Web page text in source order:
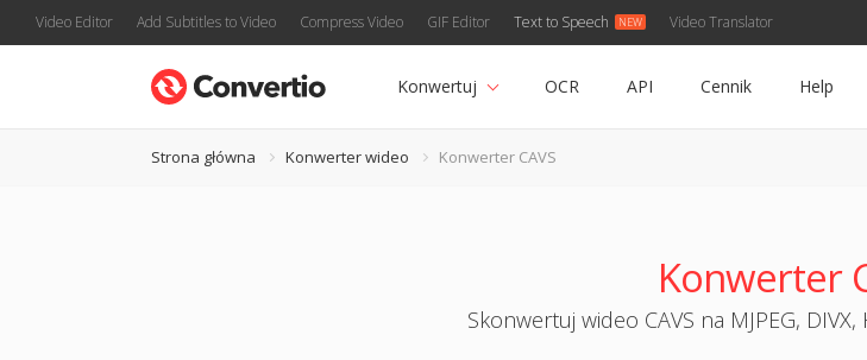
Video Editor Add Subtitles to Video Compress Video GIF Editor Text to Speech Video Translator
Konwertuj OCR API Cennik Help
Strona główna Konwerter wideo Konwerter CAVS
Konwerter
Skonwertuj wideo CAVS na MJPEG,